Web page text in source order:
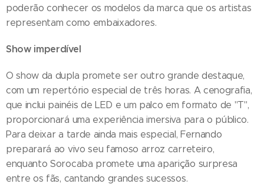
poderão conhecer os modelos da marca que os artistas
representam como embaixadores.
Show imperdível
O show da dupla promete ser outro grande destaque,
com um repertório especial de três horas. A cenografia,
que inclui painéis de LED e um palco em formato de "T",
proporcionará uma experiência imersiva para o público.
Para deixar a tarde ainda mais especial, Fernando
preparará ao vivo seu famoso arroz carreteiro,
enquanto Sorocaba promete uma aparição surpresa
entre os fãs, cantando grandes sucessos.